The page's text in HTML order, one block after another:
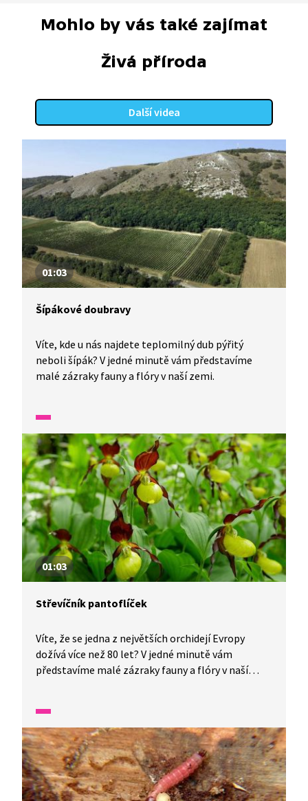
Mohlo by vás také zajímat
Živá příroda
Další videa
01:03
Šípákové doubravy
Víte, kde u nás najdete teplomilný dub pýřitý
neboli šípák? V jedné minutě vám představíme
malé zázraky fauny a flóry v naší zemi.
01:03
Střevíčník pantoflíček
Víte, že se jedna z největších orchidejí Evropy
dožívá více než 80 let? V jedné minutě vám
představíme malé zázraky fauny a flóry v naší